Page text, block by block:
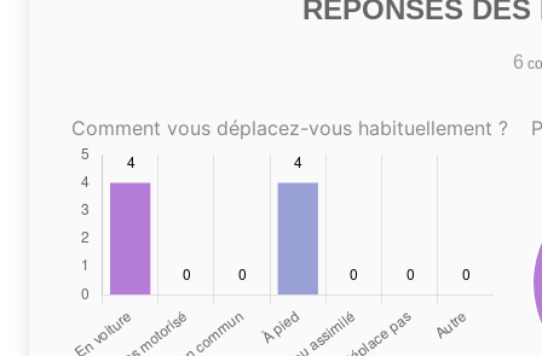
RÉPONSES
6
Comment vous déplacez-vous habituellement ?